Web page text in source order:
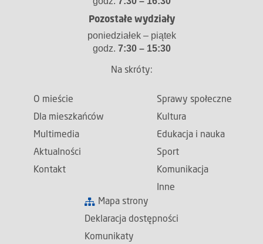
Pozostałe wydziały
poniedziałek – piątek
godz. 7:30 – 15:30
Na skróty:
O mieście
Dla mieszkańców
Multimedia
Aktualności
Kontakt
Sprawy społeczne
Kultura
Edukacja i nauka
Sport
Komunikacja
Inne
Mapa strony
Deklaracja dostępności
Komunikaty